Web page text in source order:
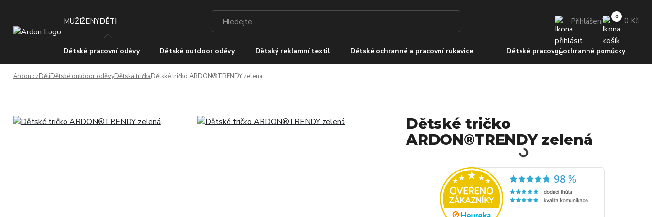
MUŽIŽENYDĚTI Přihlášení 0 Kč
Dětské pracovní oděvy Dětské outdoor oděvy Dětský reklamní textil Dětské ochranné a pracovní rukavice Dětské pracovní ochranné pomůcky
Ardon.czDětiDětské outdoor oděvyDětská tričkaDětské tričko ARDON®TRENDY zelená
Dětské tričko
ARDON®TRENDY zelená